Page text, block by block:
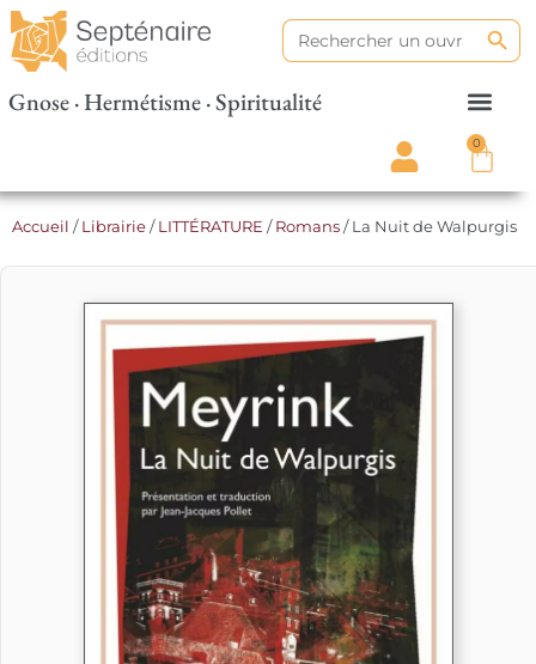
Search
for:
Gnose · Hermétisme · Spiritualité
0
Accueil /Librairie/LITTÉRATURE /Romans/ La Nuit de Walpurgis